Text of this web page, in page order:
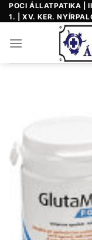
Skip
to
POCI ÁLLATPATIKA |
1. | XV. KER.